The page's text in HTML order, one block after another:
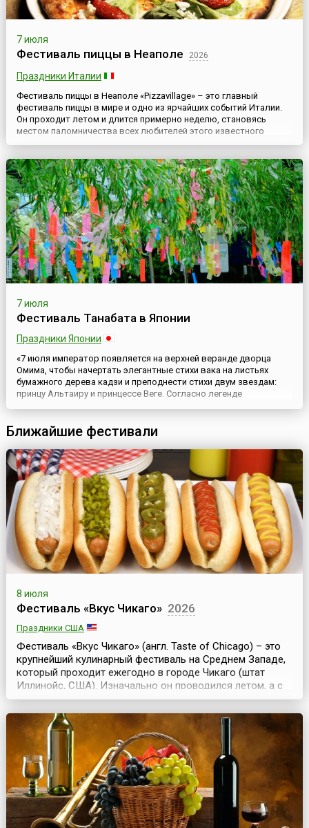
7 июля
Фестиваль пиццы в Неаполе 2026
Праздники Италии
Фестиваль пиццы в Неаполе «Pizzavillage» – это главный
фестиваль пиццы в мире и одно из ярчайших событий Италии.
Он проходит летом и длится примерно неделю, становясь
местом паломничества всех любителей этого известного
итальянского блюда. Традиционно на это событие съезжаются
наполняется неповторимыми ароматами базилика, моцареллы
и свеже...
7 июля
Фестиваль Танабата в Японии
Праздники Японии
«7 июля император появляется на верхней веранде дворца
Омима, чтобы начертать элегантные стихи вака на листьях
бумажного дерева кадзи и преподнести стихи двум звездам:
принцу Альтаиру и принцессе Веге. Согласно легенде
«Звездного фестиваля» перед императором на специальной
Ближайшие фестивали
8 июля
Фестиваль «Вкус Чикаго» 2026
Праздники США
Фестиваль «Вкус Чикаго» (англ. Taste of Chicago) – это
крупнейший кулинарный фестиваль на Среднем Западе,
который проходит ежегодно в городе Чикаго (штат
Иллинойс, США). Изначально он проводился летом, а с
2023 года его перенесли на сентябрь, а в 2026 году
вновь вернули на летний период.Начало традиции
проведения фестиваля было положено в 1980 году. Это
был однодневный праздник «Вкус Чикаго» в...